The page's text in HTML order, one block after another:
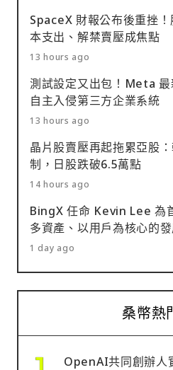
SpaceX 財報公布後重挫
本支出、解禁賣壓成焦點
13 hours ago
測試設定又出包！Meta 最
自主入侵第三方企業系統
13 hours ago
晶片股賣壓再起拖累亞股
制，日股跌破6.5萬點
14 hours ago
BingX 任命 Kevin Lee 為
多資產、以用戶為核心的
1 day ago
桑幣熱
OpenAI共同創辦人